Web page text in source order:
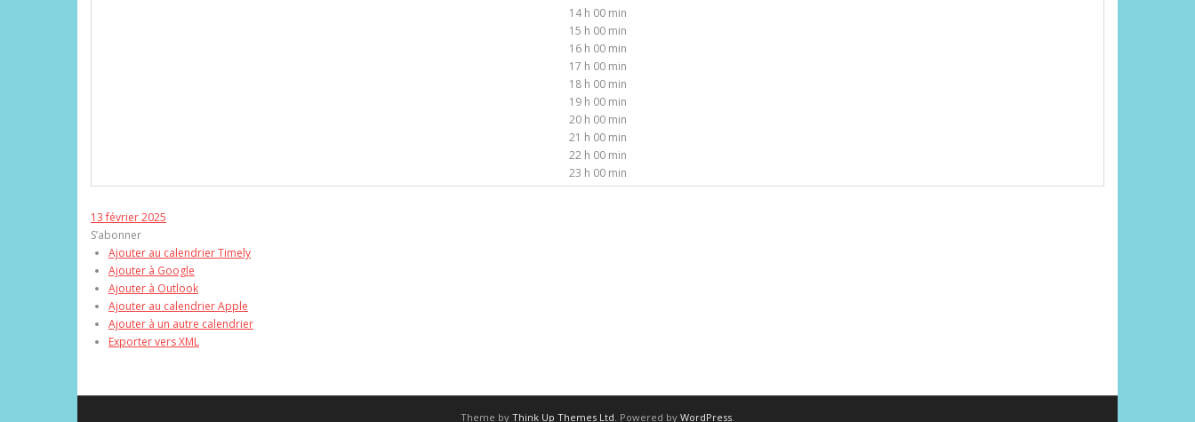
14 h 00 min
15 h 00 min
16 h 00 min
17 h 00 min
18 h 00 min
19 h 00 min
20 h 00 min
21 h 00 min
22 h 00 min
23 h 00 min
13 février 2025
S’abonner
Ajouter au calendrier Timely
Ajouter à Google
Ajouter à Outlook
Ajouter au calendrier Apple
Ajouter à un autre calendrier
Exporter vers XML
Theme by Think Up Themes Ltd. Powered by WordPress.